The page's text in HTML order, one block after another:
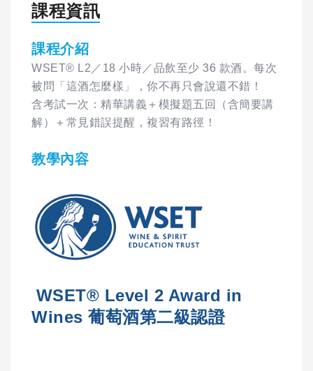
課程資訊
課程介紹
WSET® L2／18 小時／品飲至少 36 款酒。每次
被問「這酒怎麼樣」，你不再只會說還不錯！
含考試一次：精華講義＋模擬題五回（含簡要講
解）＋常見錯誤提醒，複習有路徑！
教學內容
WSET® Level 2 Award in
Wines 葡萄酒第二級認證